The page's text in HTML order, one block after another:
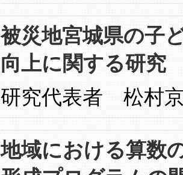
被災地宮城県の子
向上に関する研究
研究代表者 松村
地域における算数